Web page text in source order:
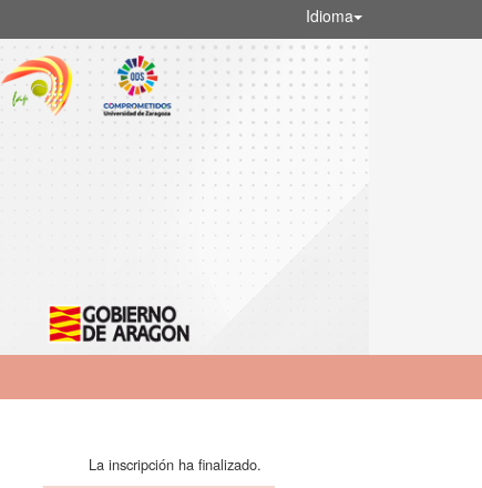
Idioma
La inscripción ha finalizado.